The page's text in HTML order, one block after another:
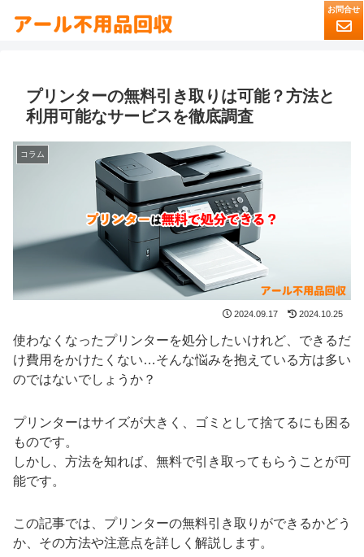
プリンターの無料引き取りは可能？方法と
利用可能なサービスを徹底調査
コラム
2024.09.17 2024.10.25
使わなくなったプリンターを処分したいけれど、できるだ
け費用をかけたくない…そんな悩みを抱えている方は多い
のではないでしょうか？
プリンターはサイズが大きく、ゴミとして捨てるにも困る
ものです。
しかし、方法を知れば、無料で引き取ってもらうことが可
能です。
この記事では、プリンターの無料引き取りができるかどう
か、その方法や注意点を詳しく解説します。